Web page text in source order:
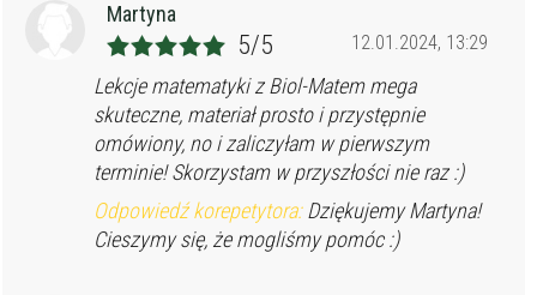
Martyna
12.01.2024, 13:29
5/5
Lekcje matematyki z Biol-Matem mega
skuteczne, materiał prosto i przystępnie
omówiony, no i zaliczyłam w pierwszym
terminie! Skorzystam w przyszłości nie raz :)
Odpowiedź korepetytora:Dziękujemy Martyna!
Cieszymy się, że mogliśmy pomóc :)